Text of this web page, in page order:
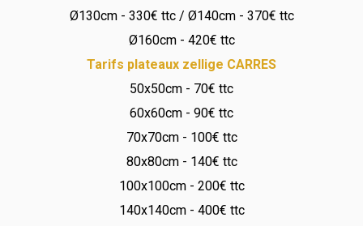
Ø130cm - 330€ ttc / Ø140cm - 370€ ttc
Ø160cm - 420€ ttc
Tarifs plateaux zellige CARRES
50x50cm - 70€ ttc
60x60cm - 90€ ttc
70x70cm - 100€ ttc
80x80cm - 140€ ttc
100x100cm - 200€ ttc
140x140cm - 400€ ttc